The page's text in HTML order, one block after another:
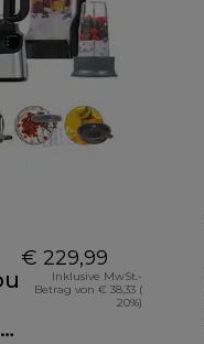
€ 229,99
Inklusive MwSt.-
Betrag von € 38,33 (
20%)